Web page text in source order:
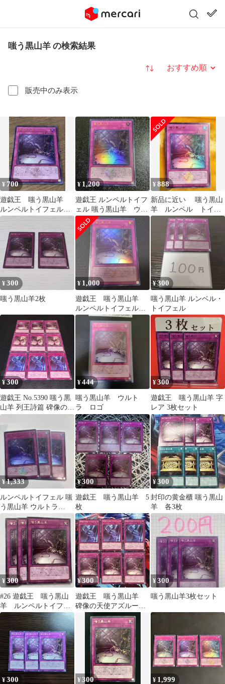
嗤う黒山羊 の検索結果
販売中のみ表示
並び替え
¥ 700
遊戯王 嗤う黒山羊
ルンペルトイフェル
白の物語 ウルトラレ
¥ 1,200
遊戯王 ルンペルトイフ
ェル 嗤う黒山羊 ウル
トラレア 白の物語
25周年記念
¥888
新品に近い 嗤う黒山
羊 ルンペル トイフ
ェル ウルトラ 白の
¥300
嗤う黒山羊2枚
¥ 1,000
遊戯王 嗤う黒山羊
ルンペルトイフェル
白の物語 ウルトラ
¥300
嗤う黒山羊 ルンベル・
トイフェル
¥300
遊戯王 No.5390 嗤う黒
山羊 列王詩篇 碑像の天
使ーアズルーン 字レア
9枚
¥444
嗤う黒山羊 ウルト
ラ ロゴ
¥300
遊戯王 嗤う黒山羊 字
レア 3枚セット
¥1,333
ルンペルトイフェル 嗤
う黒山羊 ウルトラ
CF01 三枚
¥300
遊戯王 嗤う黒山羊 5
枚
¥300
封印の黄金櫃 嗤う黒山
羊 各3枚
¥300
#26 遊戯王 嗤う黒山
羊 ルンペルトイフェ
ル 字レア 3枚セット
¥300
遊戯王 嗤う黒山羊
碑像の天使アズルー
ン 字レア 各3枚
¥300
嗤う黒山羊3枚セット
¥300 ¥300 ¥ 1,999